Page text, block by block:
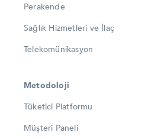
Perakende
Sağlık Hizmetleri ve İlaç
Telekomünikasyon
Metodoloji
Tüketici Platformu
Müşteri Paneli